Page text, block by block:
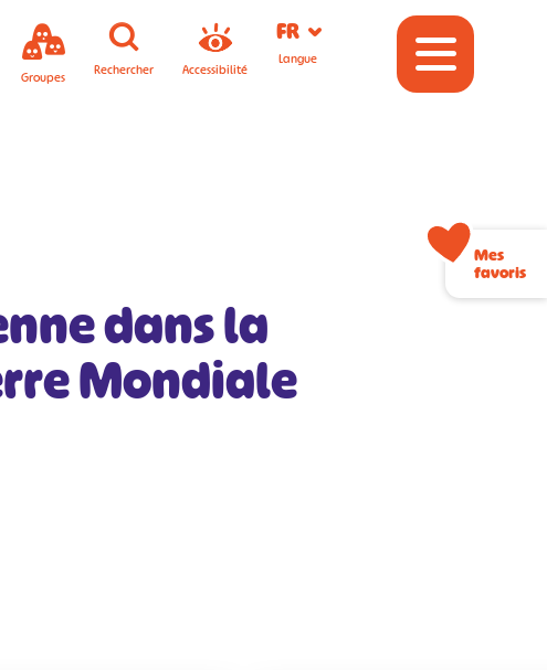
Groupes Rechercher Accessibilité
FR
Langue
dans la
Mondiale
Mes
favoris